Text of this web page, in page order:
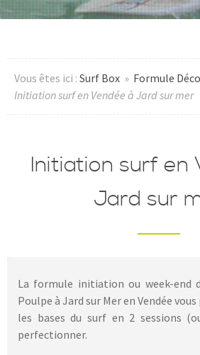
Vous êtes ici : Surf Box » Formule
Initiation surf en Vendée à Jard sur mer
Initiation surf en
Jard sur
La formule initiation ou week-end
Poulpe à Jard sur Mer en Vendée
les bases du surf en 2 sessions
perfectionner.